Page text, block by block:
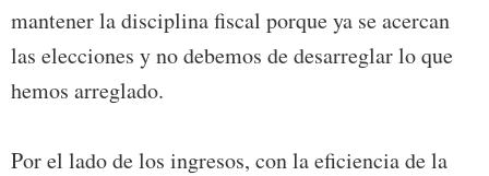
mantener la disciplina fiscal porque ya se acercan
las elecciones y no debemos de desarreglar lo que
hemos arreglado.
Por el lado de los ingresos, con la eficiencia de la